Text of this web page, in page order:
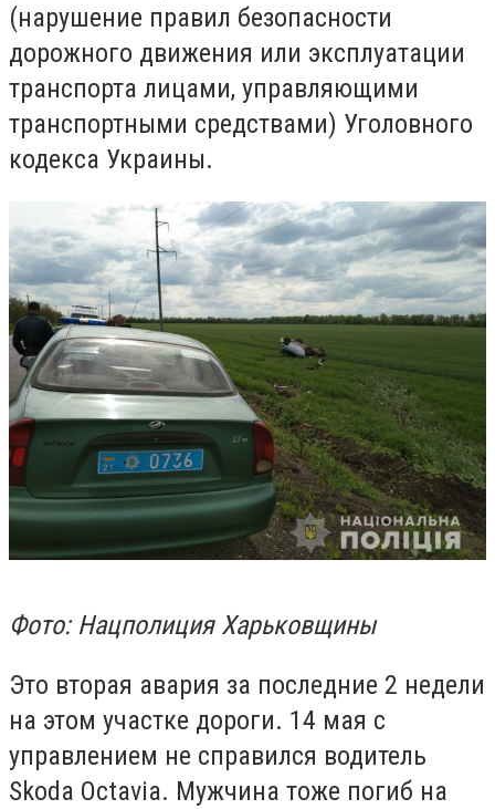
(нарушение правил безопасности
дорожного движения или эксплуатации
транспорта лицами, управляющими
транспортными средствами) Уголовного
кодекса Украины.
Фото: Нацполиция Харьковщины
Это вторая авария за последние 2 недели
на этом участке дороги. 14 мая с
управлением не справился водитель
Skoda Octavia. Мужчина тоже погиб на